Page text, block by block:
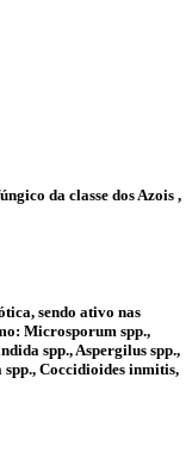
da classe dos Azois ,
sendo ativo nas
Microsporum spp.,
spp., Aspergilus spp.,
spp., Coccidioides inmitis,